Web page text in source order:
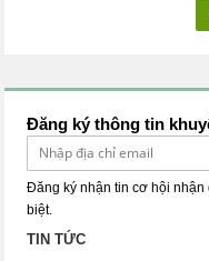
Đăng ký thông tin
Đăng ký nhận tin cơ hội
biệt.
TIN TỨC